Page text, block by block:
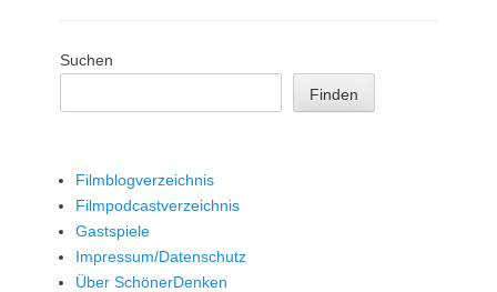
Suchen
Finden
Filmblogverzeichnis
Filmpodcastverzeichnis
Gastspiele
Impressum/Datenschutz
Über SchönerDenken